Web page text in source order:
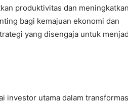
produktivitas dan meningkatkan
bagi kemajuan ekonomi dan
yang disengaja untuk
investor utama dalam